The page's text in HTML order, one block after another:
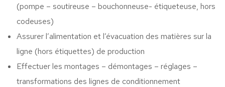
(pompe – soutireuse – bouchonneuse- étiqueteuse, hors
codeuses)
Assurer l’alimentation et l’évacuation des matières sur la
ligne (hors étiquettes) de production
Effectuer les montages – démontages – réglages –
transformations des lignes de conditionnement